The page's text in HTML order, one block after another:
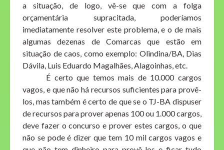
a situação, de logo, vê-se que com a folga
orçamentária supracitada, poderíamos
imediatamente resolver este problema, e o de mais
algumas dezenas de Comarcas que estão em
situação de caos, como exemplo: Olindina/BA, Dias
Dávila, Luis Eduardo Magalhães, Alagoinhas, etc.
É certo que temos mais de 10.000 cargos
vagos, e que não há recursos suficientes para provê-
los, mas também é certo de que se o TJ-BA dispuser
de recursos para prover apenas 100 ou 1.000 cargos,
deve fazer o concurso e prover estes cargos, o que
não se pode é dizer que tem 10 mil cargos vagos e